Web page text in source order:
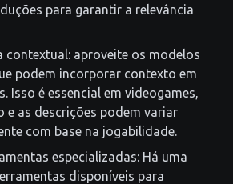
para garantir a relevância
contextual: aproveite os modelos
podem incorporar contexto em
Isso é essencial em videogames,
e as descrições podem variar
com base na jogabilidade.
especializadas: Há uma
disponíveis para